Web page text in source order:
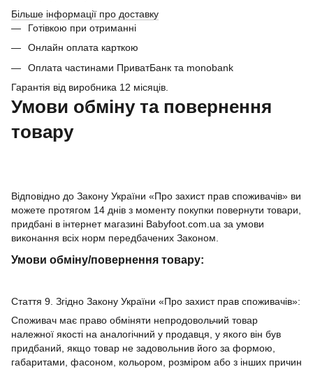
Більше інформації про доставку
Готівкою при отриманні
Онлайн оплата карткою
Оплата частинами ПриватБанк та monobank
Гарантія від виробника 12 місяців.
Умови обміну та повернення
товару
Відповідно до Закону України «Про захист прав споживачів» ви
можете протягом 14 днів з моменту покупки повернути товари,
придбані в інтернет магазині Babyfoot.com.ua за умови
виконання всіх норм передбачених Законом.
Умови обміну/повернення товару:
Стаття 9. Згідно Закону України «Про захист прав споживачів»:
Споживач має право обміняти непродовольчий товар
належної якості на аналогічний у продавця, у якого він був
придбаний, якщо товар не задовольнив його за формою,
габаритами, фасоном, кольором, розміром або з інших причин